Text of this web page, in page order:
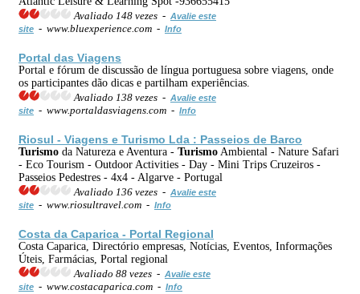
Avaliado 148 vezes - Avalie este
site - www.bluexperience.com - Info
Portal das Viagens
Portal e fórum de discussão de língua portuguesa sobre viagens, onde
os participantes dão dicas e partilham experiências.
Avaliado 138 vezes - Avalie este
site - www.portaldasviagens.com - Info
Riosul - Viagens e Turismo Lda : Passeios de Barco
Turismo da Natureza e Aventura - Turismo Ambiental - Nature Safari
- Eco Tourism - Outdoor Activities - Day - Mini Trips Cruzeiros -
Passeios Pedestres - 4x4 - Algarve - Portugal
Avaliado 136 vezes - Avalie este
site - www.riosultravel.com - Info
Costa da Caparica - Portal Regional
Costa Caparica, Directório empresas, Notícias, Eventos, Informações
Úteis, Farmácias, Portal regional
Avaliado 88 vezes - Avalie este
site - www.costacaparica.com - Info